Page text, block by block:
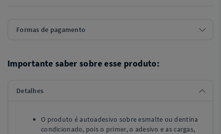
Formas de pagamento
Importante saber sobre esse produto:
Detalhes
O produto é autoadesivo sobre esmalte ou dentina
condicionado, pois o primer, o adesivo e as cargas,